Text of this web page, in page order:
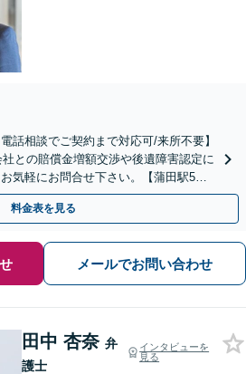
話相談でご契約まで対応可/来所不要】
社との賠償金増額交渉や後遺障害認定に
気軽にお問合せ下さい。【蒲田駅5
料金表を見る
メールでお問い合わせ
田中 杏奈 弁
護士
インタビューを
見る